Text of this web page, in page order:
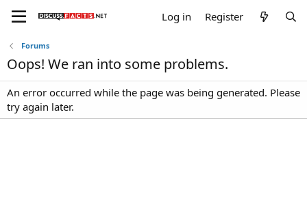
Log in Register
Forums
Oops! We ran into some problems.
An error occurred while the page was being generated. Please
try again later.